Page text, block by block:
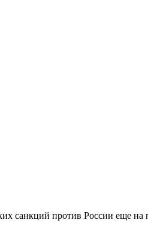
санкций против России еще